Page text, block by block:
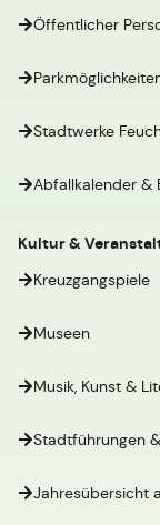
Öffentlicher
Stadtwerke
Abfallkalender &
Kultur &
Kreuzgangspiele
Museen
Musik, Kunst &
Stadtführungen
Jahresübersicht